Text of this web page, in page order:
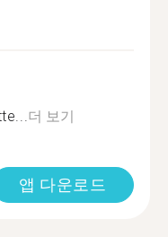
더 보기
앱 다운로드